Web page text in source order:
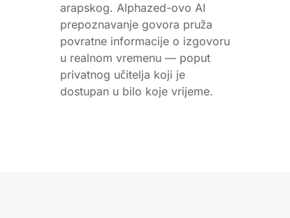
arapskog. Alphazed-ovo AI
prepoznavanje govora pruža
povratne informacije o izgovoru
u realnom vremenu — poput
privatnog učitelja koji je
dostupan u bilo koje vrijeme.